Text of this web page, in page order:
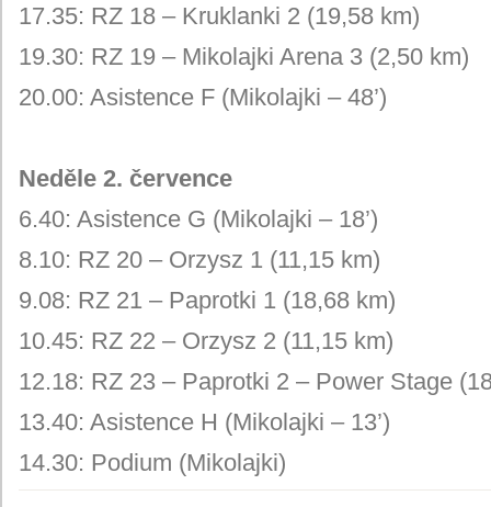
17.35: RZ 18 – Kruklanki 2 (19,58 km)
19.30: RZ 19 – Mikolajki Arena 3 (2,50 km)
20.00: Asistence F (Mikolajki – 48’)
Neděle 2. července
6.40: Asistence G (Mikolajki – 18’)
8.10: RZ 20 – Orzysz 1 (11,15 km)
9.08: RZ 21 – Paprotki 1 (18,68 km)
10.45: RZ 22 – Orzysz 2 (11,15 km)
12.18: RZ 23 – Paprotki 2 – Power Stage
13.40: Asistence H (Mikolajki – 13’)
14.30: Podium (Mikolajki)